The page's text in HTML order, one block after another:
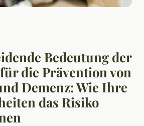
Bedeutung der
die Prävention von
Demenz: Wie Ihre
das Risiko